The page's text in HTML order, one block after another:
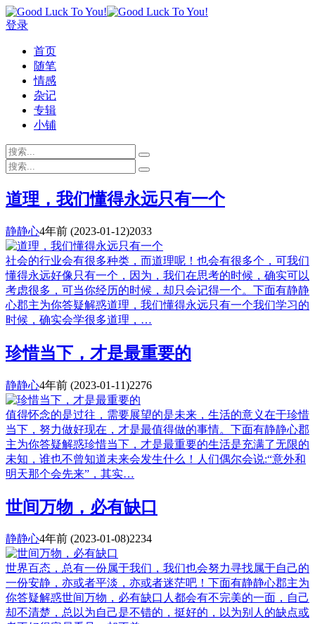
登录
首页
随笔
情感
杂记
专辑
小铺
道理，我们懂得永远只有一个
静静心4年前 (2023-01-12)2033
社会的行业会有很多种类，而道理呢！也会有很多个，可我们
懂得永远好像只有一个，因为，我们在思考的时候，确实可以
考虑很多，可当你经历的时候，却只会记得一个。下面有静静
心郡主为你答疑解惑道理，我们懂得永远只有一个我们学习的
时候，确实会学很多道理，…
珍惜当下，才是最重要的
静静心4年前 (2023-01-11)2276
值得怀念的是过往，需要展望的是未来，生活的意义在于珍惜
当下，努力做好现在，才是最值得做的事情。下面有静静心郡
主为你答疑解惑珍惜当下，才是最重要的生活是充满了无限的
未知，谁也不曾知道未来会发生什么！人们偶尔会说:“意外和
明天那个会先来”，其实…
世间万物，必有缺口
静静心4年前 (2023-01-08)2234
世界百态，总有一份属于我们，我们也会努力寻找属于自己的
一份安静，亦或者平淡，亦或者迷茫吧！下面有静静心郡主为
你答疑解惑世间万物，必有缺口人都会有不完美的一面，自己
却不清楚，总以为自己是不错的，挺好的，以为别人的缺点或